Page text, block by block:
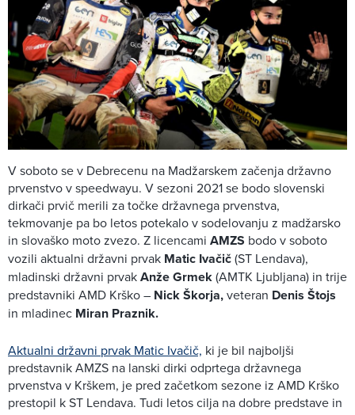
V soboto se v Debrecenu na Madžarskem začenja državno
prvenstvo v speedwayu. V sezoni 2021 se bodo slovenski
dirkači prvič merili za točke državnega prvenstva,
tekmovanje pa bo letos potekalo v sodelovanju z madžarsko
in slovaško moto zvezo. Z licencami AMZS bodo v soboto
vozili aktualni državni prvak Matic Ivačič(ST Lendava),
mladinski državni prvakAnže Grmek(AMTK Ljubljana) in trije
predstavniki AMD Krško – Nick Škorja,veteran Denis Štojs
in mladinec Miran Praznik.
Aktualni državni prvak Matic Ivačič, ki je bil najboljši
predstavnik AMZS na lanski dirki odprtega državnega
prvenstva v Krškem, je pred začetkom sezone iz AMD Krško
prestopil k ST Lendava. Tudi letos cilja na dobre predstave in